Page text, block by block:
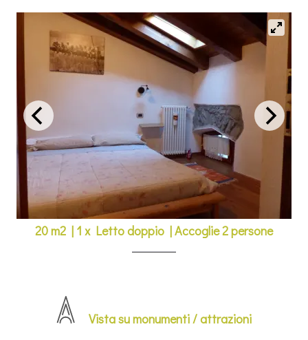
20 m2 | 1 x Letto doppio |Accoglie 2 persone
Vista su monumenti / attrazioni